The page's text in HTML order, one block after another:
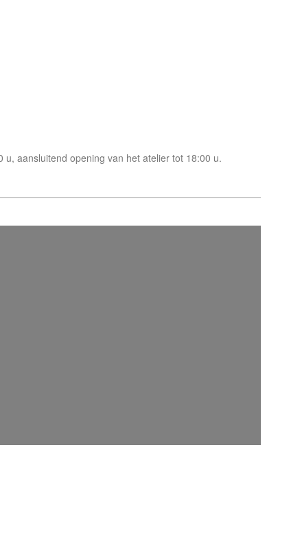
aansluitend opening van het atelier tot 18:00 u.